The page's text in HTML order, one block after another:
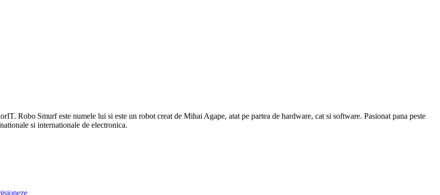
Robo Smurf este numele lui si este un robot creat de Mihai Agape, atat pe partea de hardware, cat si software. Pasionat pana peste
si internationale de electronica.